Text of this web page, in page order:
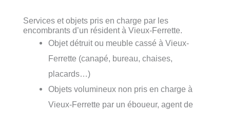
Services et objets pris en charge par les
encombrants d’un résident à Vieux-Ferrette.
Objet détruit ou meuble cassé à Vieux-
Ferrette (canapé, bureau, chaises,
placards…)
Objets volumineux non pris en charge à
Vieux-Ferrette par un éboueur, agent de